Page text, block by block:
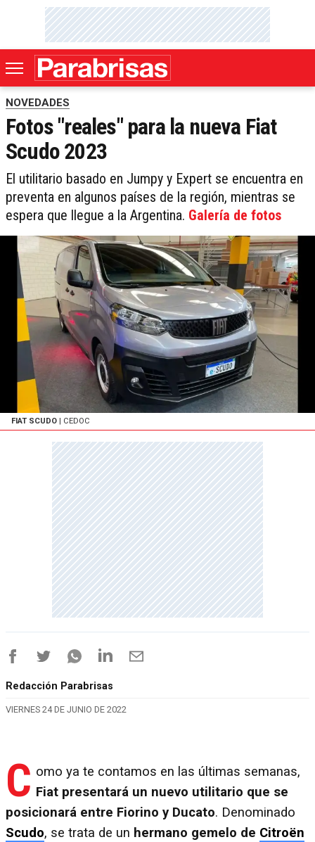
NOVEDADES
Fotos "reales" para la nueva Fiat
Scudo 2023
El utilitario basado en Jumpy y Expert se encuentra en
preventa en algunos países de la región, mientras se
espera que llegue a la Argentina. Galería de fotos
FIAT SCUDO | CEDOC
Redacción Parabrisas
VIERNES 24 DE JUNIO DE 2022
C omo ya te contamos en las últimas semanas,
Fiat presentará un nuevo utilitario que se
posicionará entre Fiorino y Ducato. Denominado
Scudo, se trata de un hermano gemelo de Citroën